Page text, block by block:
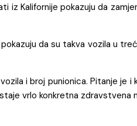
Kalifornije pokazuju da
da su takva vozila u
i broj punionica. Pitanje je
vrlo konkretna zdravstvena